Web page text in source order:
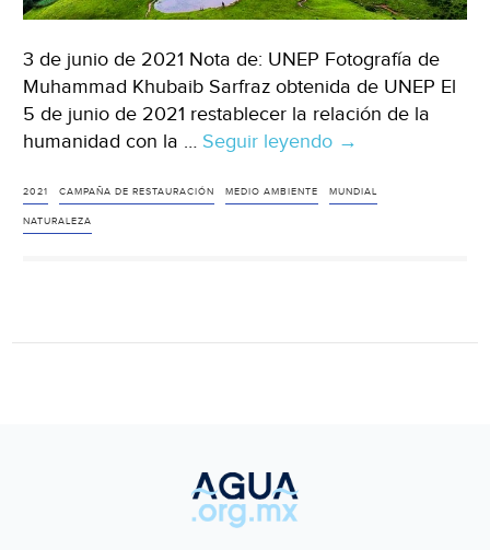
3 de junio de 2021 Nota de: UNEP Fotografía de
Muhammad Khubaib Sarfraz obtenida de UNEP El
5 de junio de 2021 restablecer la relación de la
humanidad con la … Seguir leyendo El
Mundial
→
2021 CAMPAÑA DE RESTAURACIÓN MEDIO AMBIENTE MUNDIAL
NATURALEZA